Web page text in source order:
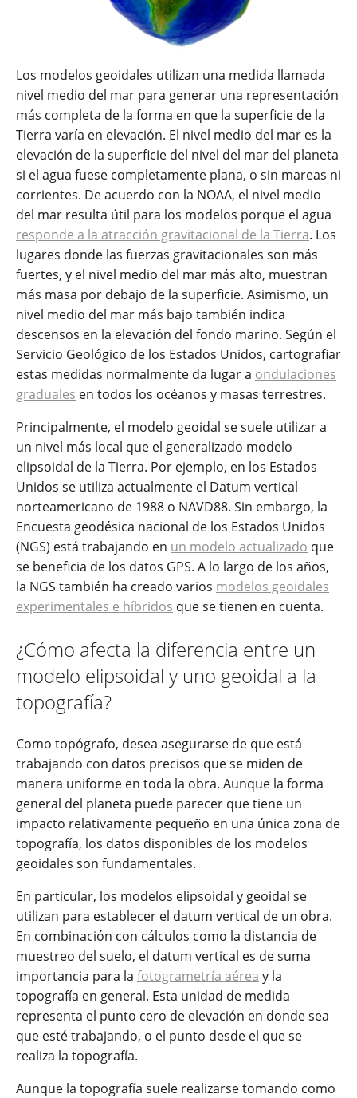
Los modelos geoidales utilizan una medida llamada
nivel medio del mar para generar una representación
más completa de la forma en que la superficie de la
Tierra varía en elevación. El nivel medio del mar es la
elevación de la superficie del nivel del mar del planeta
si el agua fuese completamente plana, o sin mareas ni
corrientes. De acuerdo con la NOAA, el nivel medio
del mar resulta útil para los modelos porque el agua
responde a la atracción gravitacional de la Tierra. Los
lugares donde las fuerzas gravitacionales son más
fuertes, y el nivel medio del mar más alto, muestran
más masa por debajo de la superficie. Asimismo, un
nivel medio del mar más bajo también indica
descensos en la elevación del fondo marino. Según el
Servicio Geológico de los Estados Unidos, cartografiar
estas medidas normalmente da lugar a ondulaciones
graduales en todos los océanos y masas terrestres.
Principalmente, el modelo geoidal se suele utilizar a
un nivel más local que el generalizado modelo
elipsoidal de la Tierra. Por ejemplo, en los Estados
Unidos se utiliza actualmente el Datum vertical
norteamericano de 1988 o NAVD88. Sin embargo, la
Encuesta geodésica nacional de los Estados Unidos
(NGS) está trabajando en un modelo actualizado que
se beneficia de los datos GPS. A lo largo de los años,
la NGS también ha creado varios modelos geoidales
experimentales e híbridos que se tienen en cuenta.
¿Cómo afecta la diferencia entre un
modelo elipsoidal y uno geoidal a la
topografía?
Como topógrafo, desea asegurarse de que está
trabajando con datos precisos que se miden de
manera uniforme en toda la obra. Aunque la forma
general del planeta puede parecer que tiene un
impacto relativamente pequeño en una única zona de
topografía, los datos disponibles de los modelos
geoidales son fundamentales.
En particular, los modelos elipsoidal y geoidal se
utilizan para establecer el datum vertical de un obra.
En combinación con cálculos como la distancia de
muestreo del suelo, el datum vertical es de suma
importancia para la fotogrametría aérea y la
topografía en general. Esta unidad de medida
representa el punto cero de elevación en donde sea
que esté trabajando, o el punto desde el que se
realiza la topografía.
Aunque la topografía suele realizarse tomando como